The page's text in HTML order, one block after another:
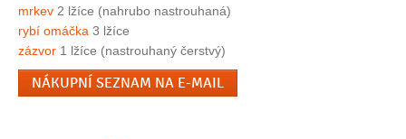
mrkev 2 lžíce (nahrubo nastrouhaná)
rybí omáčka 3 lžíce
zázvor 1 lžíce (nastrouhaný čerstvý)
NÁKUPNÍ SEZNAM NA E-MAIL